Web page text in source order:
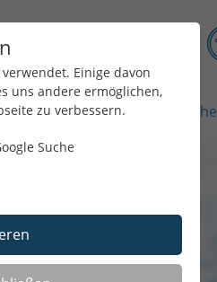
Suche
Einige davon
uns andere ermöglichen,
zu verbessern.
Suche